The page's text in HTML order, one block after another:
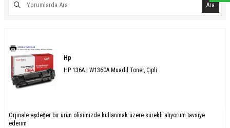
Ara
Hp
HP 136A | W1360A Muadil Toner, Çipli
Orjinale eşdeğer bir ürün ofisimizde kullanmak üzere sürekli alıyorum tavsiye
ederim